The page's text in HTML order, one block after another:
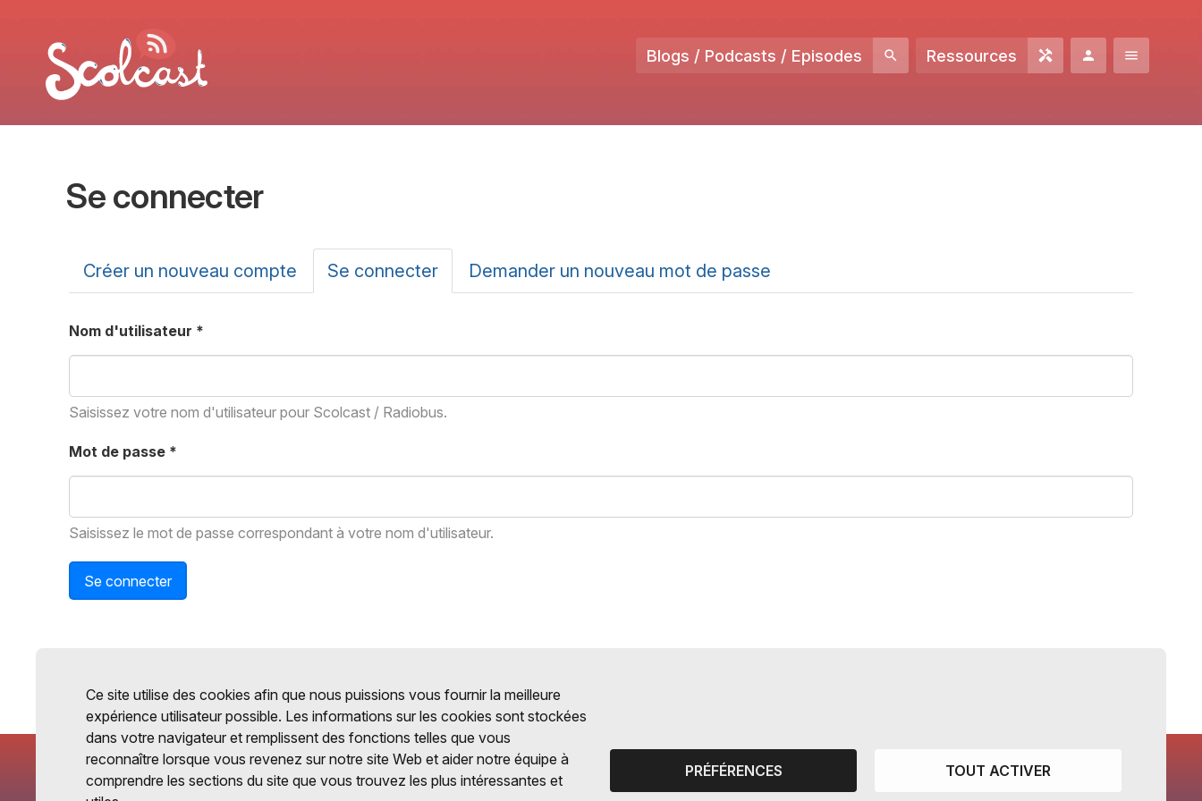
Blogs / Podcasts / Episodes Ressources
Se connecter
Onglets principaux
Créer un nouveau compte Se connecter (onglet
actif)
Demander un nouveau mot de passe
Nom d'utilisateur *
Saisissez votre nom d'utilisateur pour Scolcast / Radiobus.
Mot de passe *
Saisissez le mot de passe correspondant à votre nom d'utilisateur.
Se connecter
Ce site utilise des cookies afin que nous puissions vous fournir la meilleure
expérience utilisateur possible. Les informations sur les cookies sont stockées
dans votre navigateur et remplissent des fonctions telles que vous
reconnaître lorsque vous revenez sur notre site Web et aider notre équipe à
comprendre les sections du site que vous trouvez les plus intéressantes et
PRÉFÉRENCES TOUT ACTIVER